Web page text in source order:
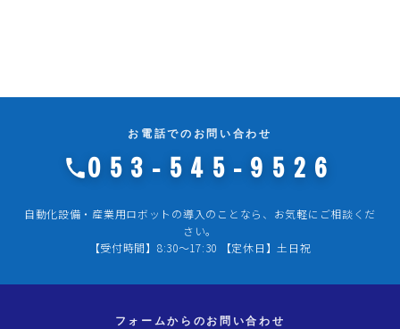
お電話でのお問い合わせ
053-545-9526
自動化設備・産業用ロボットの導入のことなら、お気軽にご相談くだ
さい。
【受付時間】8:30～17:30 【定休日】土日祝
フォームからのお問い合わせ